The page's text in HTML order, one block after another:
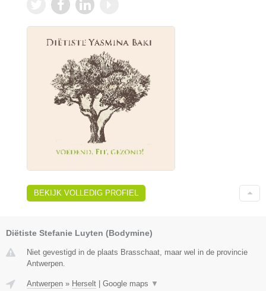
BEKIJK VOLLEDIG PROFIEL
Diëtiste Stefanie Luyten (Bodymine)
Niet gevestigd in de plaats Brasschaat, maar wel in de provincie
Antwerpen.
Antwerpen » Herselt Google maps ▼